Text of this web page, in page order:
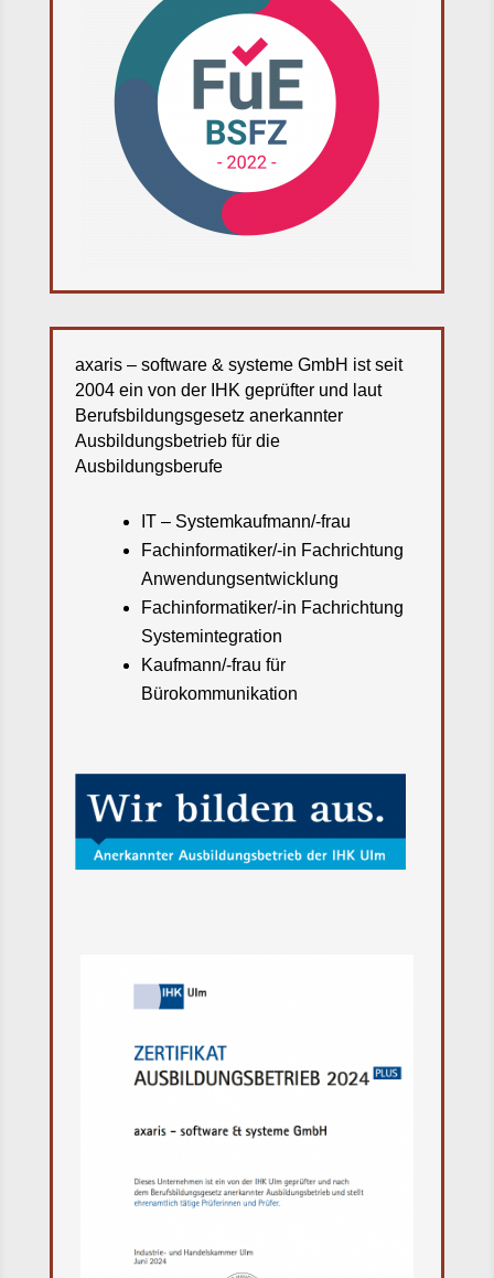
axaris – software & systeme GmbH ist seit
2004 ein von der IHK geprüfter und laut
Berufsbildungsgesetz anerkannter
Ausbildungsbetrieb für die
Ausbildungsberufe
IT – Systemkaufmann/-frau
Fachinformatiker/-in Fachrichtung
Anwendungsentwicklung
Fachinformatiker/-in Fachrichtung
Systemintegration
Kaufmann/-frau für
Bürokommunikation